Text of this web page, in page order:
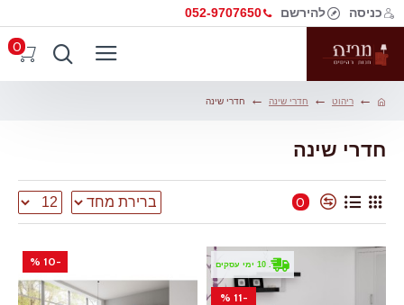
כניסה להירשם 052-9707650
0
ריהוט חדרי שינה חדרי שינה
חדרי שינה
0
. 10 ימי עסקים
-11 %
-10 %